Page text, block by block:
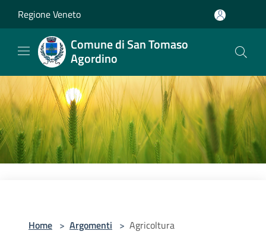
Regione Veneto
Comune di San Tomaso
Agordino
Home > Argomenti > Agricoltura